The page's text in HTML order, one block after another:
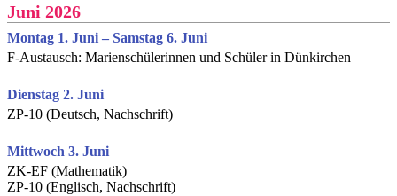
Juni 2026
Montag 1. Juni – Samstag 6. Juni
F-Austausch: Marienschülerinnen und Schüler in Dünkirchen
Dienstag 2. Juni
ZP-10 (Deutsch, Nachschrift)
Mittwoch 3. Juni
ZK-EF (Mathematik)
ZP-10 (Englisch, Nachschrift)